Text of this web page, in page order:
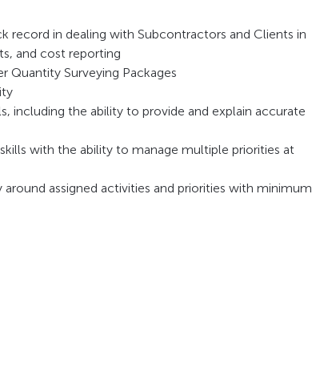
record in dealing with Subcontractors and Clients in
and cost reporting
Surveying Packages
including the ability to provide and explain accurate
with the ability to manage multiple priorities at
assigned activities and priorities with minimum